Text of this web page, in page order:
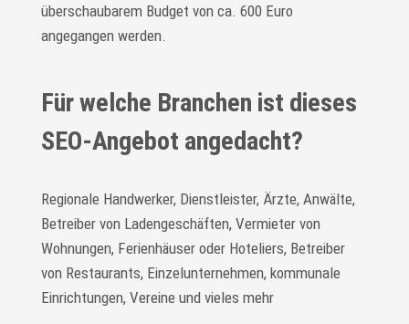
überschaubarem Budget von ca. 600 Euro
angegangen werden.
Für welche Branchen ist dieses
SEO-Angebot angedacht?
Regionale Handwerker, Dienstleister, Ärzte, Anwälte,
Betreiber von Ladengeschäften, Vermieter von
Wohnungen, Ferienhäuser oder Hoteliers, Betreiber
von Restaurants, Einzelunternehmen, kommunale
Einrichtungen, Vereine und vieles mehr